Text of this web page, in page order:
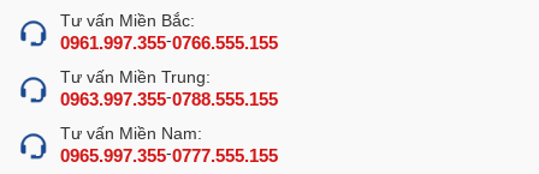
Tư vấn Miền Bắc:
0961.997.355-0766.555.155
Tư vấn Miền Trung:
0963.997.355-0788.555.155
Tư vấn Miền Nam:
0965.997.355-0777.555.155